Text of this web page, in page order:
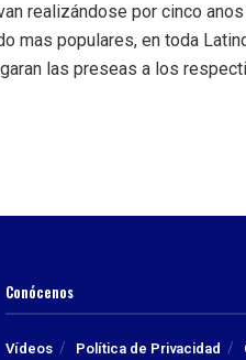
realizándose por cinco
mas populares, en toda
las preseas a los
Conócenos
Vídeos Política de Privacidad